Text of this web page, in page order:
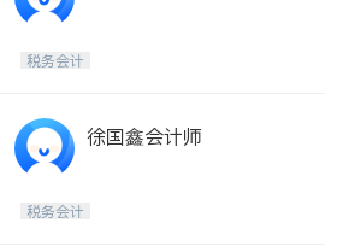
税务会计
徐国鑫会计师
税务会计